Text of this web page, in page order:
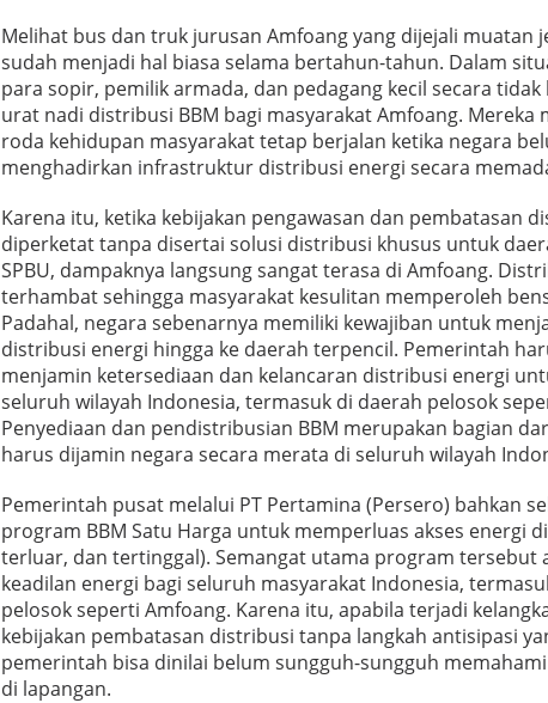
Melihat bus dan truk jurusan Amfoang yang dijejali muatan
sudah menjadi hal biasa selama bertahun-tahun. Dalam
para sopir, pemilik armada, dan pedagang kecil secara
urat nadi distribusi BBM bagi masyarakat Amfoang. Mereka
roda kehidupan masyarakat tetap berjalan ketika negara
menghadirkan infrastruktur distribusi energi secara
Karena itu, ketika kebijakan pengawasan dan pembatasan
diperketat tanpa disertai solusi distribusi khusus untuk
SPBU, dampaknya langsung sangat terasa di Amfoang.
terhambat sehingga masyarakat kesulitan memperoleh
Padahal, negara sebenarnya memiliki kewajiban untuk
distribusi energi hingga ke daerah terpencil. Pemerintah
menjamin ketersediaan dan kelancaran distribusi energi
seluruh wilayah Indonesia, termasuk di daerah pelosok
Penyediaan dan pendistribusian BBM merupakan bagian
harus dijamin negara secara merata di seluruh wilayah
Pemerintah pusat melalui PT Pertamina (Persero) bahkan
program BBM Satu Harga untuk memperluas akses energi
terluar, dan tertinggal). Semangat utama program tersebut
keadilan energi bagi seluruh masyarakat Indonesia,
pelosok seperti Amfoang. Karena itu, apabila terjadi
kebijakan pembatasan distribusi tanpa langkah antisipasi
pemerintah bisa dinilai belum sungguh-sungguh
di lapangan.